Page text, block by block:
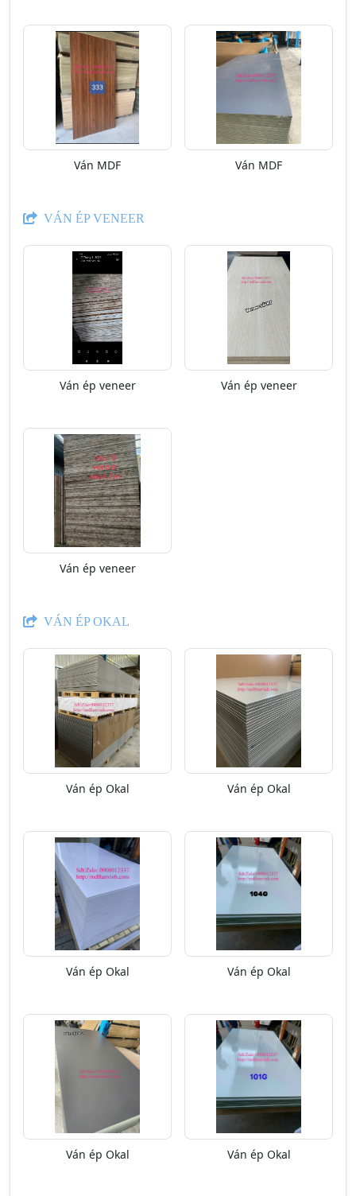
Ván MDF Ván MDF
VÁN ÉP VENEER
Ván ép veneer Ván ép veneer
Ván ép veneer
VÁN ÉP OKAL
Ván ép Okal Ván ép Okal
Ván ép Okal Ván ép Okal
Ván ép Okal Ván ép Okal